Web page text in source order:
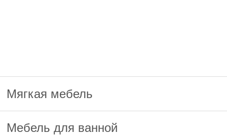
Мягкая мебель
Мебель для ванной